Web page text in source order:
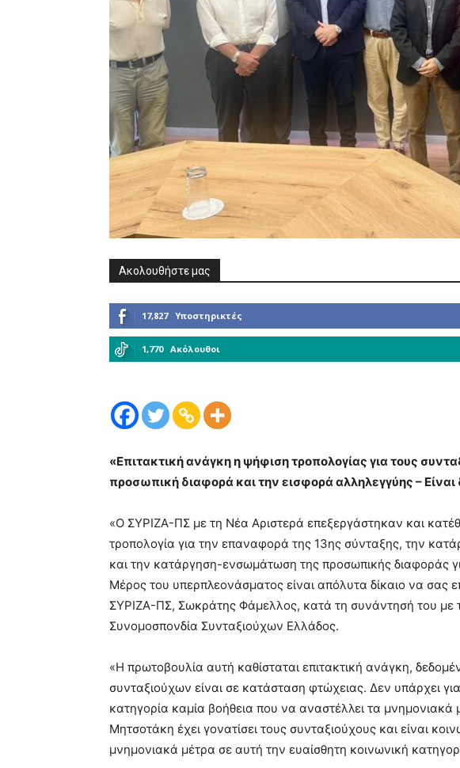
Ακολουθήστε μας
17,827 Υποστηρικτές
1,770 Ακόλουθοι
«Επιτακτική ανάγκη η ψήφιση τροπολογίας για τους
προσωπική διαφορά και την εισφορά αλληλεγγύης –
«Ο ΣΥΡΙΖΑ-ΠΣ με τη Νέα Αριστερά επεξεργάστηκαν και
τροπολογία για την επαναφορά της 13ης σύνταξης, την
και την κατάργηση-ενσωμάτωση της προσωπικής διαφοράς
Μέρος του υπερπλεονάσματος είναι απόλυτα δίκαιο να σας
ΣΥΡΙΖΑ-ΠΣ, Σωκράτης Φάμελλος, κατά τη συνάντησή του με
Συνομοσπονδία Συνταξιούχων Ελλάδος.
«Η πρωτοβουλία αυτή καθίσταται επιτακτική ανάγκη,
συνταξιούχων είναι σε κατάσταση φτώχειας. Δεν υπάρχει
κατηγορία καμία βοήθεια που να αναστέλλει τα μνημονιακά
Μητσοτάκη έχει γονατίσει τους συνταξιούχους και είναι
μνημονιακά μέτρα σε αυτή την ευαίσθητη κοινωνική